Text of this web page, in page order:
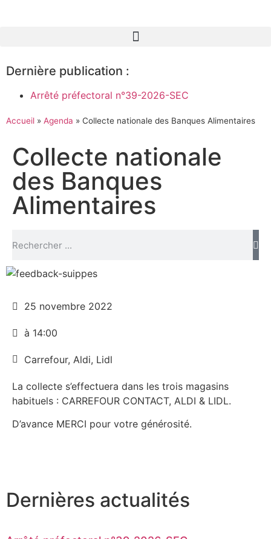
Dernière publication :
Arrêté préfectoral n°39-2026-SEC
Accueil » Agenda » Collecte nationale des Banques Alimentaires
Collecte nationale
des Banques
Alimentaires
La collecte s’effectuera dans les trois magasins
habituels : CARREFOUR CONTACT, ALDI & LIDL.
D’avance MERCI pour votre générosité.
25 novembre 2022
à 14:00
Carrefour, Aldi, Lidl
Dernières actualités